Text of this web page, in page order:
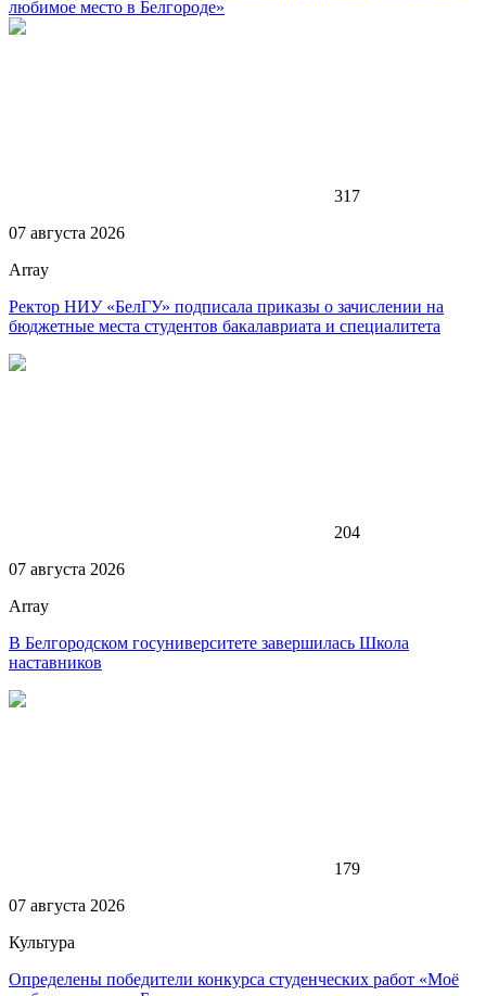
любимое место в Белгороде»
317
07 августа 2026
Array
Ректор НИУ «БелГУ» подписала приказы о зачислении на
бюджетные места студентов бакалавриата и специалитета
204
07 августа 2026
Array
В Белгородском госуниверситете завершилась Школа
наставников
179
07 августа 2026
Культура
Определены победители конкурса студенческих работ «Моё